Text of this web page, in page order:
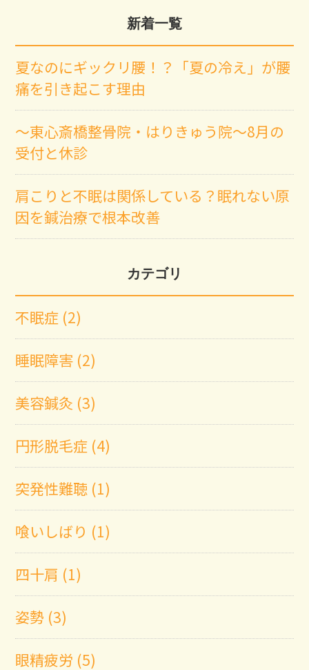
新着一覧
夏なのにギックリ腰！？「夏の冷え」が腰
痛を引き起こす理由
～東心斎橋整骨院・はりきゅう院～8月の
受付と休診
肩こりと不眠は関係している？眠れない原
因を鍼治療で根本改善
カテゴリ
不眠症 (2)
睡眠障害 (2)
美容鍼灸 (3)
円形脱毛症 (4)
突発性難聴 (1)
喰いしばり (1)
四十肩 (1)
姿勢 (3)
眼精疲労 (5)